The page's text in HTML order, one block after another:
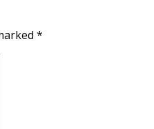
*